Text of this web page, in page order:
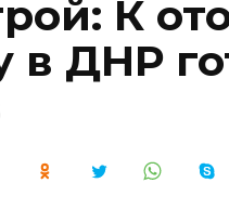
К
в ДНР